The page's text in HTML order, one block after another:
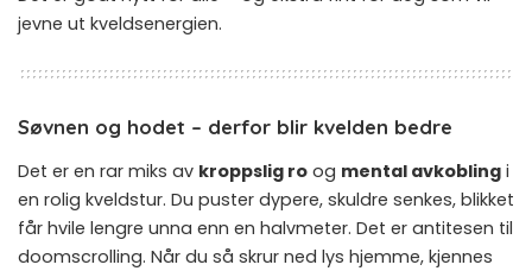
jevne ut kveldsenergien.
Søvnen og hodet – derfor blir kvelden bedre
Det er en rar miks av kroppslig ro og mental avkobling i
en rolig kveldstur. Du puster dypere, skuldre senkes, blikket
får hvile lengre unna enn en halvmeter. Det er antitesen til
doomscrolling. Når du så skrur ned lys hjemme, kjennes